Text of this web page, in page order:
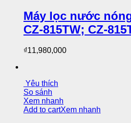
Máy lọc nước
CZ-815TW; CZ-
₫11,980,000
Yêu thích
So sánh
Xem nhanh
Add to cartXem nhanh